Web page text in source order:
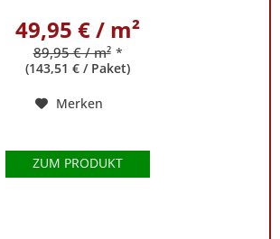
49,95 € / m²
89,95 € / m² *
(143,51 € / Paket)
Merken
ZUM PRODUKT